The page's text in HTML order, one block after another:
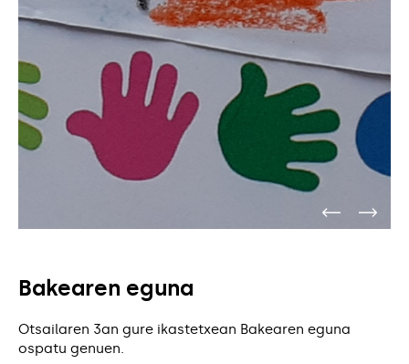
Bakearen eguna
Otsailaren 3an gure ikastetxean Bakearen eguna
ospatu genuen.